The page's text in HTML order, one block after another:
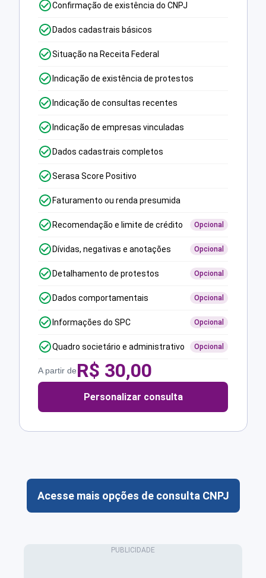
Confirmação de existência do CNPJ
Dados cadastrais básicos
Situação na Receita Federal
Indicação de existência de protestos
Indicação de consultas recentes
Indicação de empresas vinculadas
Dados cadastrais completos
Serasa Score Positivo
Faturamento ou renda presumida
Recomendação e limite de crédito Opcional
Dívidas, negativas e anotações Opcional
Detalhamento de protestos Opcional
Dados comportamentais Opcional
Informações do SPC Opcional
Quadro societário e administrativo Opcional
A partir deR$ 30,00
Personalizar consulta
Acesse mais opções de consulta CNPJ